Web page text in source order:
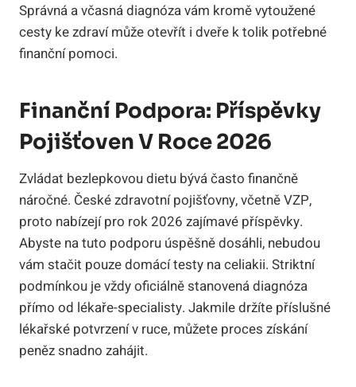
Správná a včasná diagnóza vám kromě vytoužené
cesty ke zdraví může otevřít i dveře k tolik potřebné
finanční pomoci.
Finanční Podpora: Příspěvky
Pojišťoven V Roce 2026
Zvládat bezlepkovou dietu bývá často finančně
náročné. České zdravotní pojišťovny, včetně VZP,
proto nabízejí pro rok 2026 zajímavé příspěvky.
Abyste na tuto podporu úspěšně dosáhli, nebudou
vám stačit pouze domácí testy na celiakii. Striktní
podmínkou je vždy oficiálně stanovená diagnóza
přímo od lékaře-specialisty. Jakmile držíte příslušné
lékařské potvrzení v ruce, můžete proces získání
peněz snadno zahájit.